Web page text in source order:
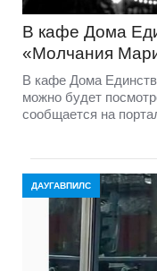
В кафе Дома
«Молчания
В кафе Дома
можно будет
сообщается на
ДАУГАВПИЛС